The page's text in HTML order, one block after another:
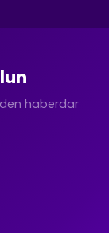
haberdar